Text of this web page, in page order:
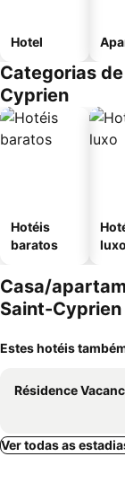
Hotel
Categorias
Cyprien
Hotéis
baratos
luxo
Casa/
Saint-Cyprien
Estes hotéis
Résidence Vacancéole - Les Demeures
Ver todas as